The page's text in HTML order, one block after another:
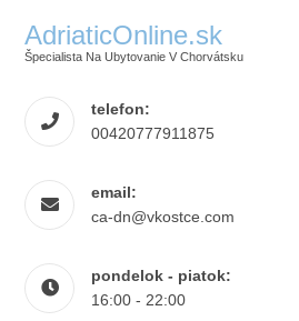
AdriaticOnline.sk
Špecialista Na Ubytovanie V Chorvátsku
telefon:
00420777911875
email:
ca-dn@vkostce.com
pondelok - piatok:
16:00 - 22:00